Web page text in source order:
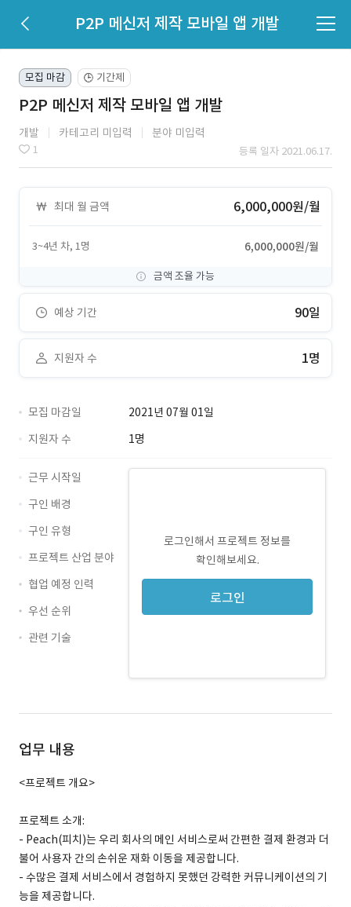
P2P 메신저 제작 모바일 앱 개발
모집 마감 🕒 기간제
P2P 메신저 제작 모바일 앱 개발
개발 카테고리 미입력 분야 미입력
1 등록 일자 2021.06.17.
최대 월 금액 6,000,000원/월
3~4년 차, 1명 6,000,000원/월
금액 조율 가능
예상 기간 90일
지원자 수 1명
모집 마감일
2021년 07월 01일
지원자 수
1명
로그인해서 프로젝트 정보를
확인해보세요.
로그인
근무 시작일
구인 배경
구인 유형
프로젝트 산업 분야
협업 예정 인력
우선 순위
관련 기술
업무 내용
<프로젝트 개요>
프로젝트 소개:
- Peach(피치)는 우리 회사의 메인 서비스로써 간편한 결제 환경과 더
불어 사용자 간의 손쉬운 재화 이동을 제공합니다.
- 수많은 결제 서비스에서 경험하지 못했던 강력한 커뮤니케이션의 기
능을 제공합니다.